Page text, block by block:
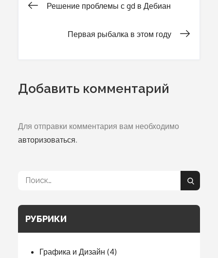
Навигация
Решение проблемы с gd в Дебиан
Первая рыбалка в этом году
Добавить комментарий
Для отправки комментария вам необходимо
авторизоваться.
Поиск:
Поиск
РУБРИКИ
Графика и Дизайн (4)